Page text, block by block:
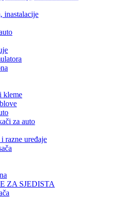
inastalacije
kleme
za auto
razne uređaje
ZA SJEDISTA